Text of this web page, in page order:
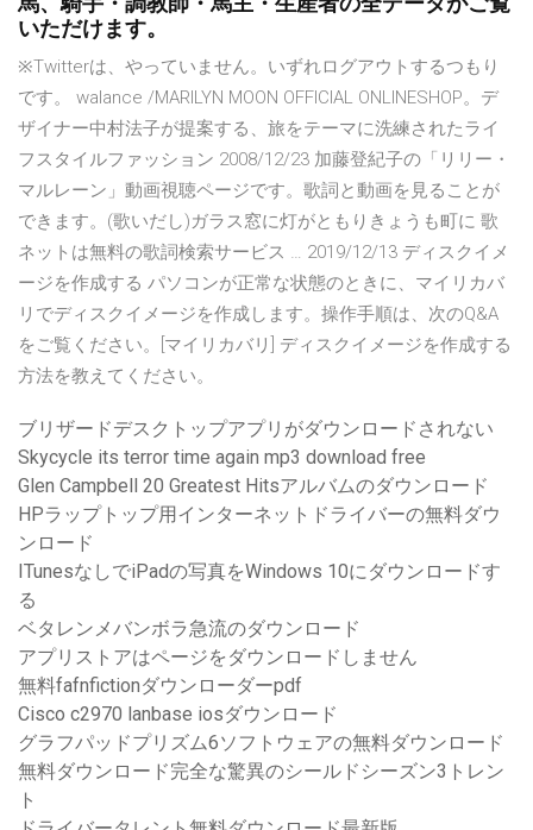
いただけます。
※Twitterは、やっていません。いずれログアウトするつもり
です。 walance /MARILYN MOON OFFICIAL ONLINESHOP。デ
ザイナー中村法子が提案する、旅をテーマに洗練されたライ
フスタイルファッション 2008/12/23 加藤登紀子の「リリー・
マルレーン」動画視聴ページです。歌詞と動画を見ることが
できます。(歌いだし)ガラス窓に灯がともりきょうも町に 歌
ネットは無料の歌詞検索サービス … 2019/12/13 ディスクイメ
ージを作成する パソコンが正常な状態のときに、マイリカバ
リでディスクイメージを作成します。操作手順は、次のQ&A
をご覧ください。[マイリカバリ] ディスクイメージを作成する
方法を教えてください。
ブリザードデスクトップアプリがダウンロードされない
Skycycle its terror time again mp3 download free
Glen Campbell 20 Greatest Hitsアルバムのダウンロード
HPラップトップ用インターネットドライバーの無料ダウ
ンロード
ITunesなしでiPadの写真をWindows 10にダウンロードす
る
ベタレンメバンボラ急流のダウンロード
アプリストアはページをダウンロードしません
無料fafnfictionダウンローダーpdf
Cisco c2970 lanbase iosダウンロード
グラフパッドプリズム6ソフトウェアの無料ダウンロード
無料ダウンロード完全な驚異のシールドシーズン3トレン
ト